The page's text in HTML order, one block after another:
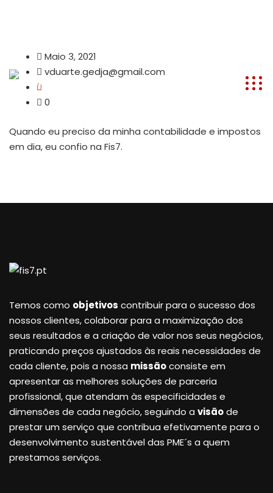
Maio 3, 2021
vduarte.gedja@gmail.com
0
Quando eu preciso da minha contabilidade e impostos
em dia, eu confio na Fis7.
Temos como objetivos contribuir para o sucesso dos
nossos clientes, colaborar para a maximização dos
seus resultados e a criação de valor nos seus negócios,
praticando preços ajustados às reais necessidades de
cada cliente, pois a nossa missãoconsiste em
apresentar as melhores soluções de parceria
profissional, que atendam às especificidades e
dimensões de cada negócio, seguindo a visãode
prestar um serviço que contribua efetivamente para o
desenvolvimento sustentável das PME´s a quem
prestamos serviços.